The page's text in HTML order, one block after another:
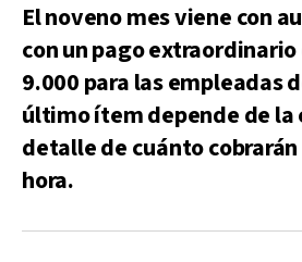
El noveno mes viene con
con un pago extraordinario
9.000 para las empleadas
último ítem depende de la
detalle de cuánto cobrarán
hora.